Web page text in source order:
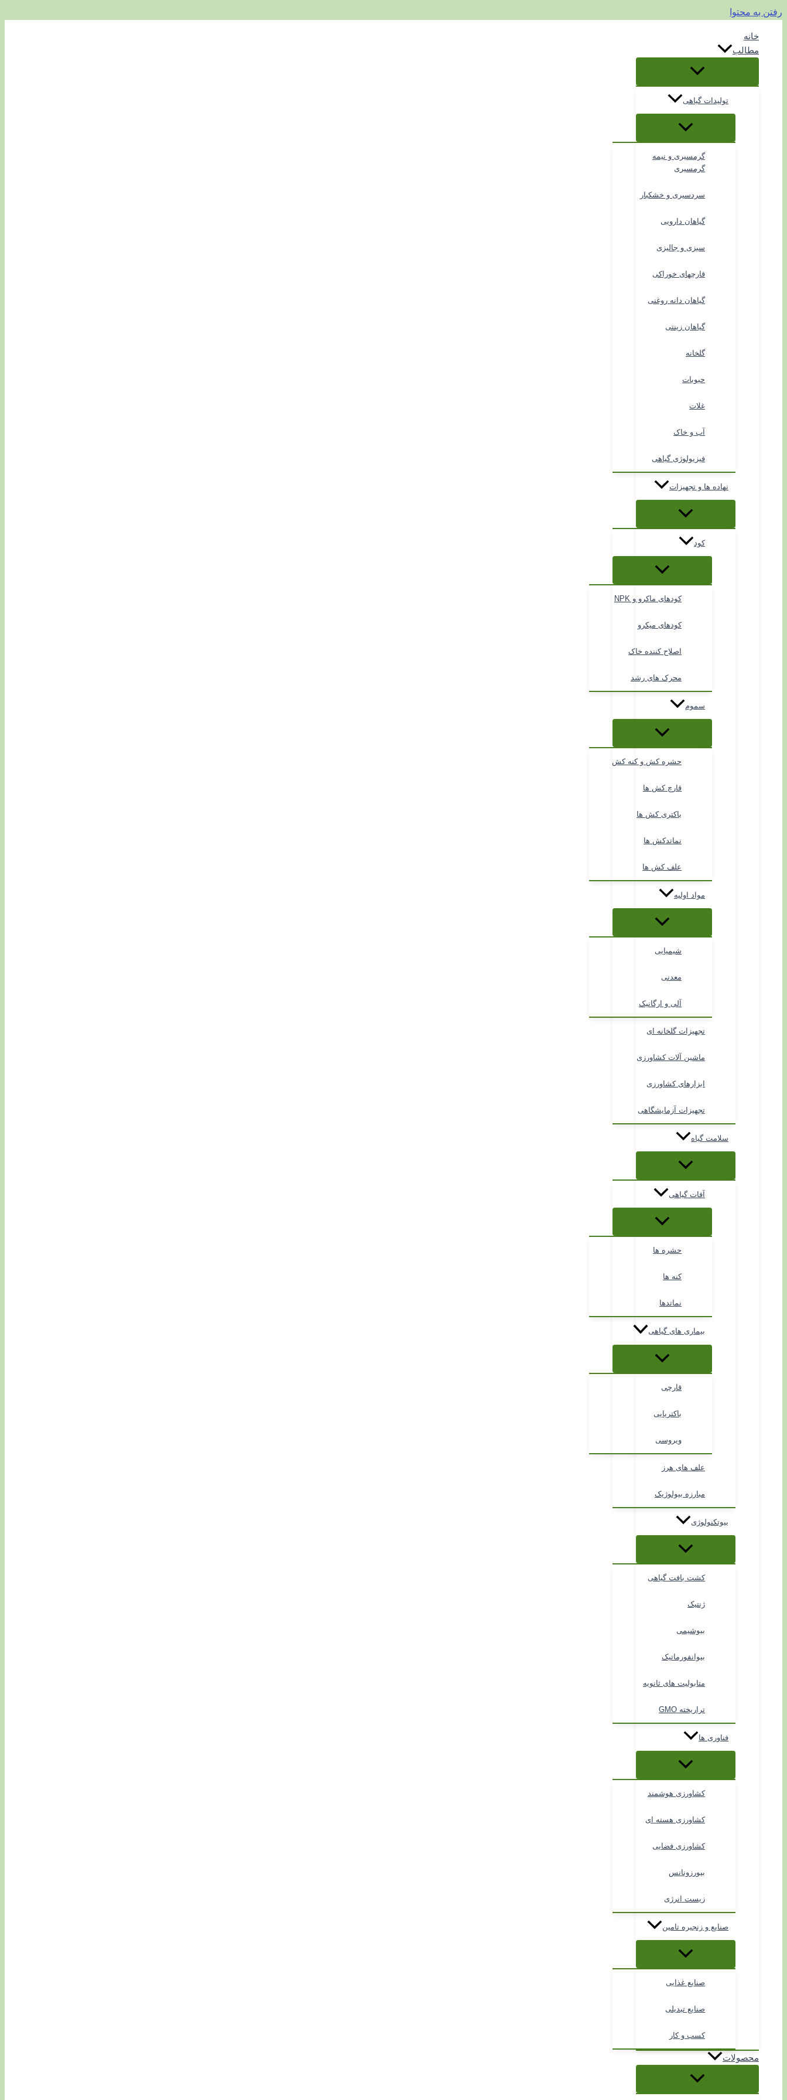
رفتن به محتوا
خانه
مطالب
تولیدات گیاهی
گرمسیری و نیمه
گرمسیری
سردسیری و خشکبار
گیاهان دارویی
سبزی و جالیزی
قارچهای خوراکی
گیاهان دانه روغنی
گیاهان زینتی
گلخانه
حبوبات
غلات
آب و خاک
فیزیولوژی گیاهی
نهاده ها و تجهیزات
کود
کودهای ماکرو و NPK
کودهای میکرو
اصلاح کننده خاک
محرک های رشد
سموم
حشره کش و کنه کش
قارچ کش ها
باکتری کش ها
نماتدکش ها
علف کش ها
مواد اولیه
شیمیایی
معدنی
آلی و ارگانیک
تجهیزات گلخانه ای
ماشین آلات کشاورزی
ابزارهای کشاورزی
تجهیزات آزمایشگاهی
سلامت گیاه
آفات گیاهی
حشره ها
کنه ها
نماتدها
بیماری های گیاهی
قارچی
باکتریایی
ویروسی
علف های هرز
مبارزه بیولوژیک
بیوتکنولوژی
کشت بافت گیاهی
ژنتیک
بیوشیمی
بیوانفورماتیک
متابولیت های ثانویه
تراریخته GMO
فناوری ها
کشاورزی هوشمند
کشاورزی هسته ای
کشاورزی فضایی
بیورزونانس
زیست انرژی
صنایع و زنجیره تامین
صنایع غذایی
صنایع تبدیلی
کسب و کار
محصولات